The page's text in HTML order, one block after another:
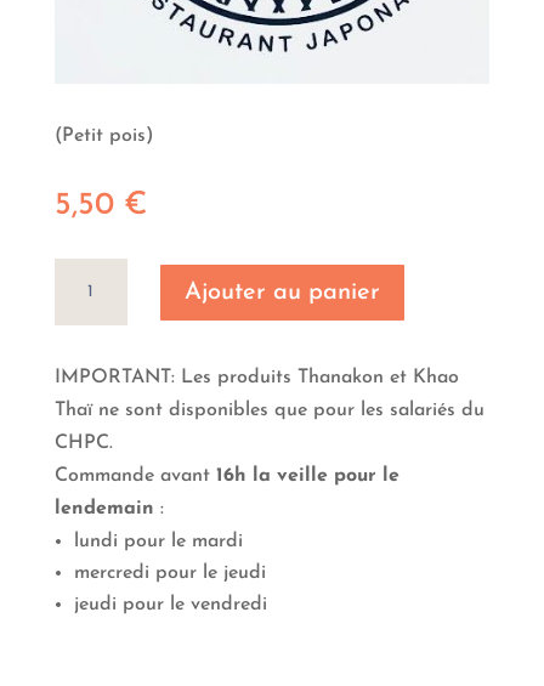
(Petit pois)
5,50 €
Ajouter au panier
IMPORTANT: Les produits Thanakon et Khao
Thaï ne sont disponibles que pour les salariés du
CHPC.
Commande avant 16h la veille pour le
lendemain :
lundi pour le mardi
mercredi pour le jeudi
jeudi pour le vendredi